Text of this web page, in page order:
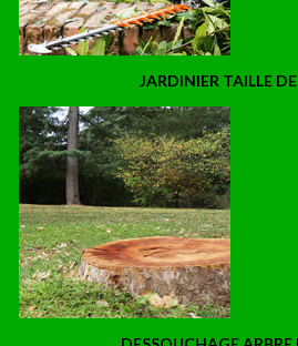
JARDINIER TAILLE